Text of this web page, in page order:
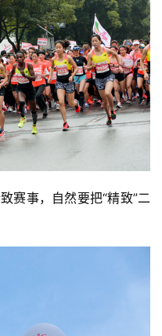
赛事，自然要把“精致”二